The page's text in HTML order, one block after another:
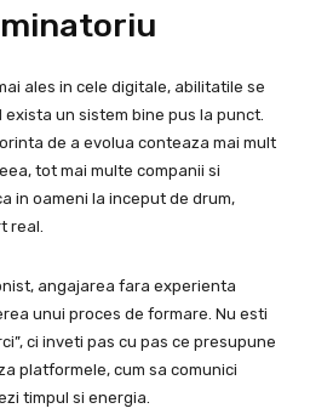
ales in cele digitale, abilitatile se
un sistem bine pus la punct.
de a evolua conteaza mai mult
tot mai multe companii si
in oameni la inceput de drum,
real.
angajarea fara experienta
unui proces de formare. Nu esti
ci inveti pas cu pas ce presupune
platformele, cum sa comunici
timpul si energia.